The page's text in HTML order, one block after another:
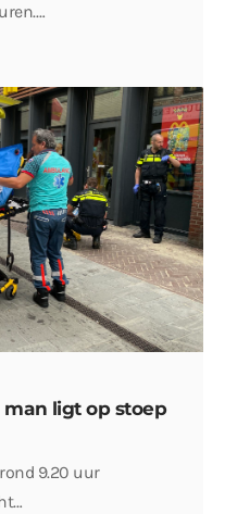
ligt op stoep
9.20 uur